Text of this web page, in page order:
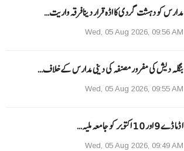
مدارس کو دہشت گردی کا اڈہ قرار دینا فرقہ واریت…
Wed, 05 Aug 2026, 09:56 AM
بنگلہ دیش کی مفرور مصنفہ کی دینی مدارس کے خلاف…
Wed, 05 Aug 2026, 09:55 AM
ا ڈما ڈے 9 اور 10 اکتوبر کو جامعہ ملیہ…
Wed, 05 Aug 2026, 09:49 AM